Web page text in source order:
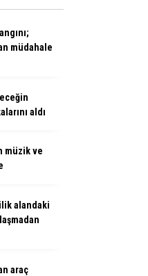
müdahale
aldı
müzik ve
alandaki
araç